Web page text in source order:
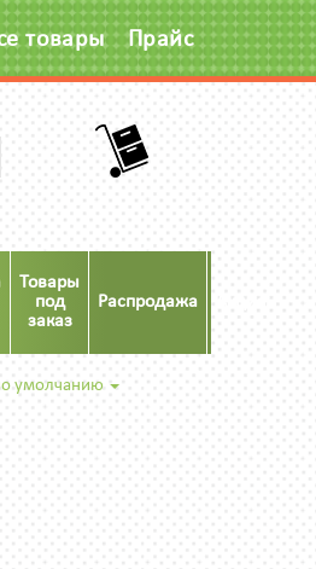
товары Прайс
Товары
под
заказ
Распродажа
умолчанию